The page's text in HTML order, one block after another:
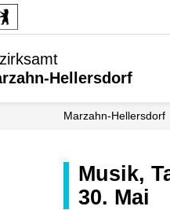
Hellersdorf
Marzahn-Hellersdorf
Musik, Tanz und Information auf dem Marzahner Nachbarschaftsfest am
30. Mai